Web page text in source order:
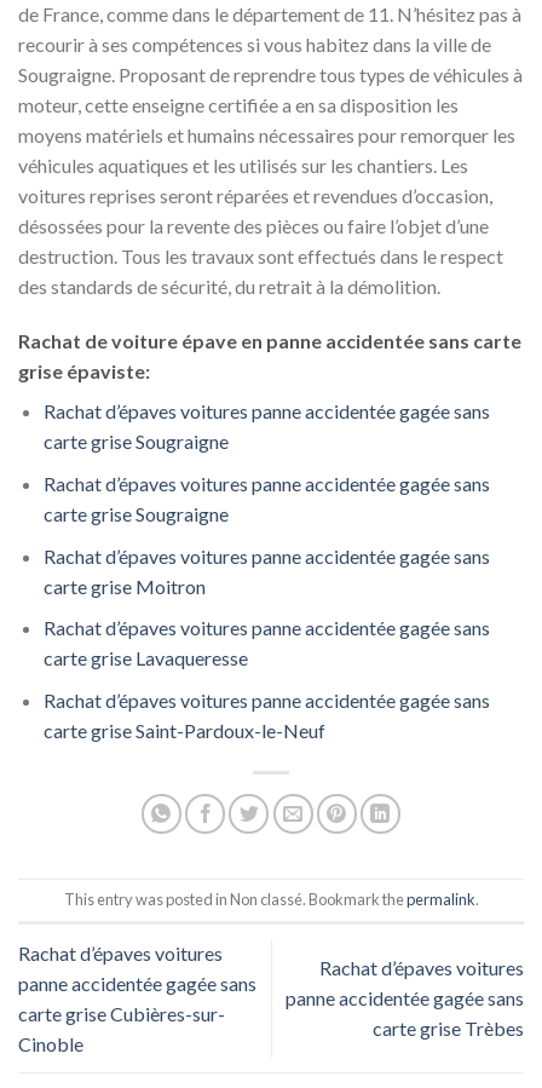
de France, comme dans le département de 11. N’hésitez pas à
recourir à ses compétences si vous habitez dans la ville de
Sougraigne. Proposant de reprendre tous types de véhicules à
moteur, cette enseigne certifiée a en sa disposition les
moyens matériels et humains nécessaires pour remorquer les
véhicules aquatiques et les utilisés sur les chantiers. Les
voitures reprises seront réparées et revendues d’occasion,
désossées pour la revente des pièces ou faire l’objet d’une
destruction. Tous les travaux sont effectués dans le respect
des standards de sécurité, du retrait à la démolition.
Rachat de voiture épave en panne accidentée sans carte
grise épaviste:
Rachat d’épaves voitures panne accidentée gagée sans
carte grise Sougraigne
Rachat d’épaves voitures panne accidentée gagée sans
carte grise Sougraigne
Rachat d’épaves voitures panne accidentée gagée sans
carte grise Moitron
Rachat d’épaves voitures panne accidentée gagée sans
carte grise Lavaqueresse
Rachat d’épaves voitures panne accidentée gagée sans
carte grise Saint-Pardoux-le-Neuf
This entry was posted in Non classé. Bookmark thepermalink.
Rachat d’épaves voitures
panne accidentée gagée sans
carte grise Cubières-sur-
Cinoble
Rachat d’épaves voitures
panne accidentée gagée sans
carte grise Trèbes